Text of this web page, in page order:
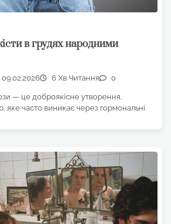
в грудях народними
09.02.2026 6 Хв Читання 0
— це доброякісне утворення,
яке часто виникає через гормональні